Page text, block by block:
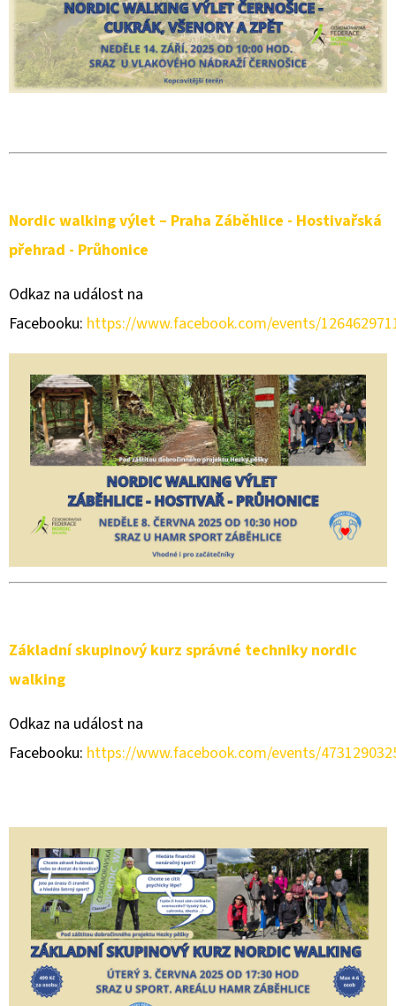
Nordic walking výlet – Praha Záběhlice - Hostivařská
přehrad - Průhonice
Odkaz na událost na
Facebooku: https://www.facebook.com/events/
Základní skupinový kurz správné techniky nordic
walking
Odkaz na událost na
Facebooku: https://www.facebook.com/events/